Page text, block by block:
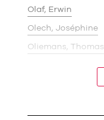
Olaf, Erwin
Olech, Joséphine
Oliemans, Thomas